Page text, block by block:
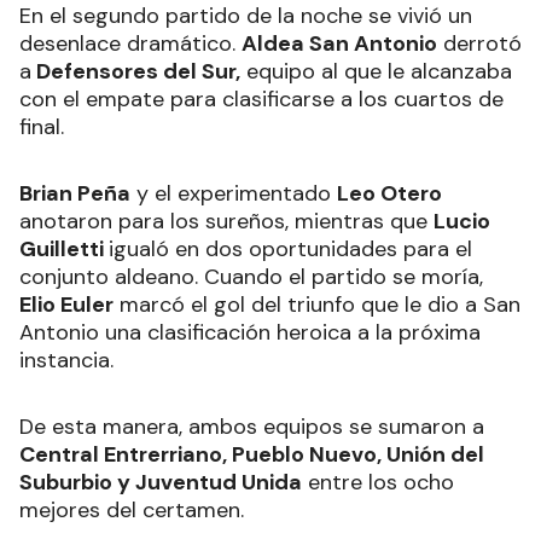
En el segundo partido de la noche se vivió un
desenlace dramático. Aldea San Antonio derrotó
a Defensores del Sur, equipo al que le alcanzaba
con el empate para clasificarse a los cuartos de
final.
Brian Peña y el experimentado Leo Otero
anotaron para los sureños, mientras que Lucio
Guilletti igualó en dos oportunidades para el
conjunto aldeano. Cuando el partido se moría,
Elio Euler marcó el gol del triunfo que le dio a San
Antonio una clasificación heroica a la próxima
instancia.
De esta manera, ambos equipos se sumaron a
Central Entrerriano, Pueblo Nuevo, Unión del
Suburbio y Juventud Unida entre los ocho
mejores del certamen.